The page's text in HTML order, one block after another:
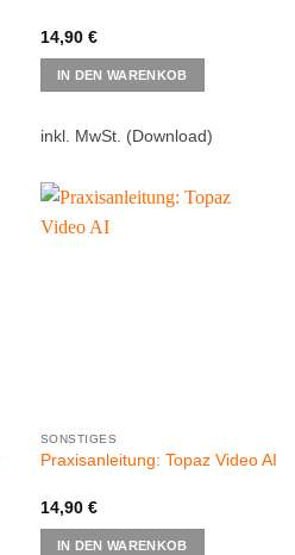
14,90 €
IN DEN WARENKOB
inkl. MwSt. (Download)
SONSTIGES
Praxisanleitung: Topaz Video AI
14,90 €
IN DEN WARENKOB